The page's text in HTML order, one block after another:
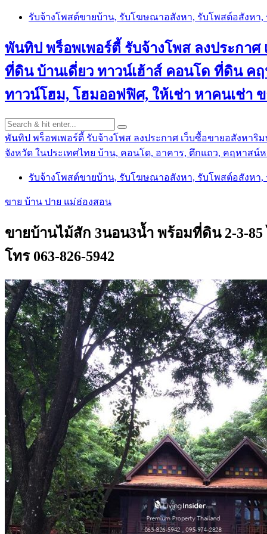
Skip
รับจ้างโพสต์ขายบ้าน, รับโฆษณาอสังหา, รับโพสต์อสังหา,
พันทิป พร็อพเพอร์ตี้ รับจ้างโพส ลงประกา
ที่ดิน บ้านเดี่ยว ทาวน์เฮ้าส์ คอนโด ที่ดิน ค
ทาวน์โฮม, โฮมออฟฟิศ, ให้เช่า หาคนเช่า
พันทิป พร็อพเพอร์ตี้ รับจ้างโพส ลงประกาศ เว็บซื้อขายอสังหา
จังหวัด ในประเทศไทย บ้าน, คอนโด, อาคาร, ตึกแถว, คฤหาส
รับจ้างโพสต์ขายบ้าน, รับโฆษณาอสังหา, รับโพสต์อสังหา,
ขาย บ้าน ปาย แม่ฮ่องสอน
ขายบ้านไม้สัก 3นอน3น้ำ พร้อมที่ดิน 2-3-
โทร 063-826-5942